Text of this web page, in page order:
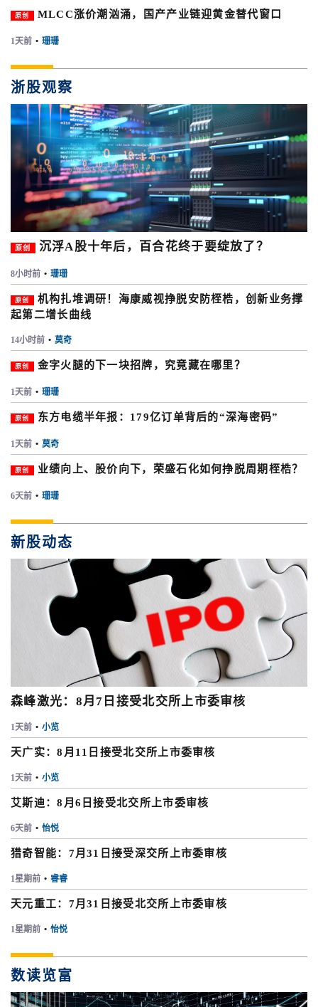
原创 MLCC涨价潮汹涌，国产产业链迎黄金替代窗口
1天前 • 珊珊
浙股观察
原创 沉浮A股十年后，百合花终于要绽放了？
8小时前 • 珊珊
原创
机构扎堆调研！海康威视挣脱安防桎梏，创新业务撑
起第二增长曲线
14小时前 • 莫奇
原创 金字火腿的下一块招牌，究竟藏在哪里？
1天前 • 珊珊
原创 东方电缆半年报：179亿订单背后的“深海密码”
1天前 • 莫奇
原创 业绩向上、股价向下，荣盛石化如何挣脱周期桎梏？
6天前 • 珊珊
新股动态
森峰激光：8月7日接受北交所上市委审核
1天前 • 小览
天广实：8月11日接受北交所上市委审核
1天前 • 小览
艾斯迪：8月6日接受北交所上市委审核
6天前 • 怡悦
猎奇智能：7月31日接受深交所上市委审核
1星期前 • 睿睿
天元重工：7月31日接受北交所上市委审核
1星期前 • 怡悦
数读览富